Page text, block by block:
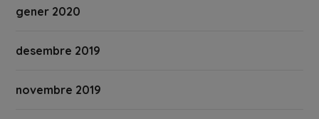
gener 2020
desembre 2019
novembre 2019